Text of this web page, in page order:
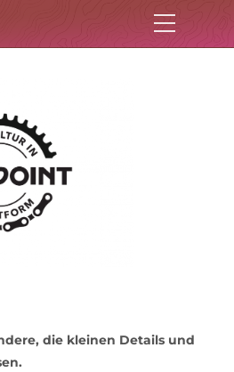
die kleinen Details und